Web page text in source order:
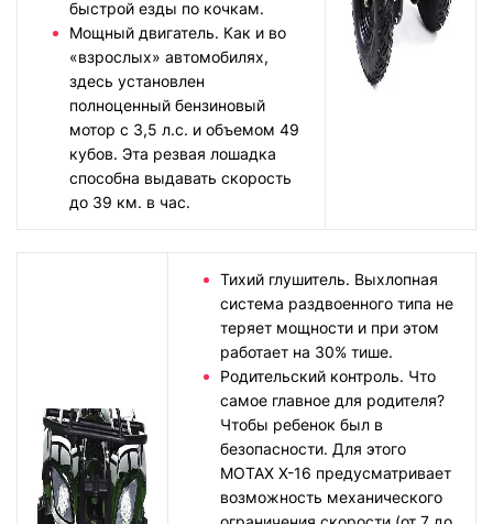
быстрой езды по кочкам.
Мощный двигатель. Как и во
«взрослых» автомобилях,
здесь установлен
полноценный бензиновый
мотор с 3,5 л.с. и объемом 49
кубов. Эта резвая лошадка
способна выдавать скорость
до 39 км. в час.
Тихий глушитель. Выхлопная
система раздвоенного типа не
теряет мощности и при этом
работает на 30% тише.
Родительский контроль. Что
самое главное для родителя?
Чтобы ребенок был в
безопасности. Для этого
MOTAX X-16 предусматривает
возможность механического